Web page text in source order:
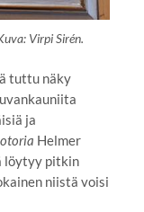
Virpi Sirén.
tuttu näky
ja
Helmer
löytyy pitkin
niistä voisi